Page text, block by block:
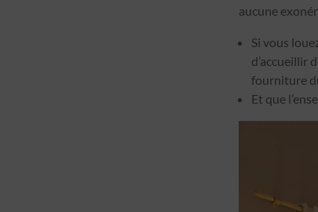
aucune
Si vous
d’accueillir
fourniture
Et que